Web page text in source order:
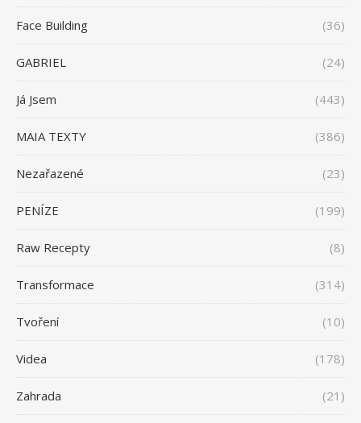
Face Building (36)
GABRIEL (24)
Já Jsem (443)
MAIA TEXTY (386)
Nezařazené (23)
PENÍZE (199)
Raw Recepty (8)
Transformace (314)
Tvoření (10)
Videa (178)
Zahrada (21)